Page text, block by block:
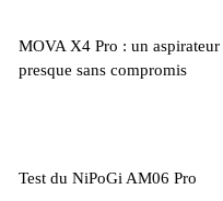
MOVA X4 Pro : un
presque sans compromis
Test du NiPoGi AM06 Pro